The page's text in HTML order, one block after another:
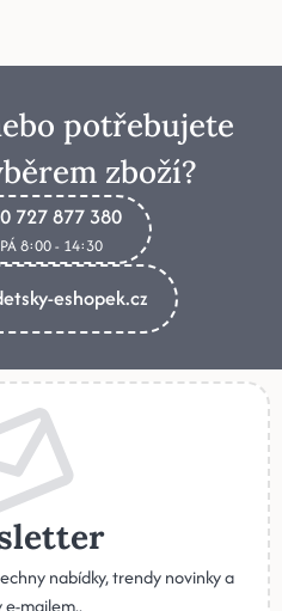
potřebujete
zboží?
727 877 380
8:00 - 14:30
eshopek.cz
nabídky, trendy novinky a
e-mailem..